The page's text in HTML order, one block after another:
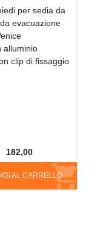
per sedia da
evacuazione
alluminio
clip di fissaggio
AL CARRELLO
182,00